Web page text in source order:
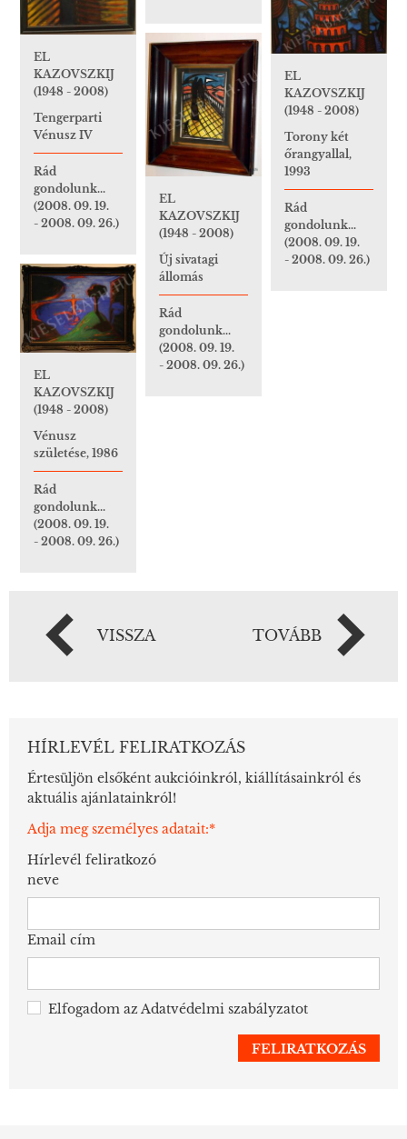
EL
KAZOVSZKIJ
(1948 - 2008)
Tengerparti
Vénusz IV
Rád
gondolunk...
(2008. 09. 19.
- 2008. 09. 26.)
EL
KAZOVSZKIJ
(1948 - 2008)
Torony két
őrangyallal,
1993
Rád
gondolunk...
(2008. 09. 19.
- 2008. 09. 26.)
EL
KAZOVSZKIJ
(1948 - 2008)
Új sivatagi
állomás
Rád
gondolunk...
(2008. 09. 19.
- 2008. 09. 26.)
EL
KAZOVSZKIJ
(1948 - 2008)
Vénusz
születése, 1986
Rád
gondolunk...
(2008. 09. 19.
- 2008. 09. 26.)
VISSZA TOVÁBB
HÍRLEVÉL FELIRATKOZÁS
Értesüljön elsőként aukcióinkról, kiállításainkról és
aktuális ajánlatainkról!
Adja meg személyes adatait:*
Hírlevél feliratkozó
neve
Email cím
Elfogadom azAdatvédelmi szabályzatot